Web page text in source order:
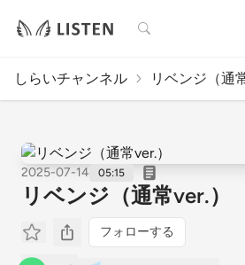
検索
しらいチャンネル リベンジ（通
2025-07-14 05:15
リベンジ（通常ver.）
フォローする